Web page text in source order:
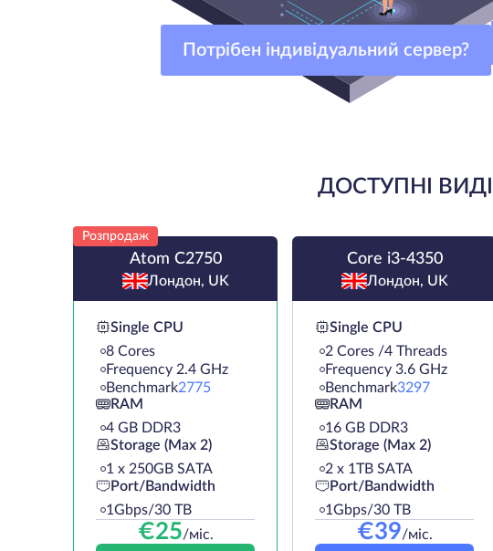
Потрібен індивідуальний сервер?
ДОСТУПНІ
Розпродаж
Atom C2750
Лондон, UK
Single CPU
8 Cores
Frequency 2.4 GHz
Benchmark2775
RAM
4 GB DDR3
Storage (Max 2)
1 х 250GB SATA
Port/Bandwidth
1Gbps/30 TB
€25/міс.
Core i3-4350
Лондон, UK
Single CPU
2 Cores /4 Threads
Frequency 3.6 GHz
Benchmark3297
RAM
16 GB DDR3
Storage (Max 2)
2 х 1TB SATA
Port/Bandwidth
1Gbps/30 TB
€39/міс.